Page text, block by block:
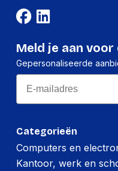
Categorieën
Computers en
Kantoor, werk en
Meld je aan
Gepersonaliseerde
Email